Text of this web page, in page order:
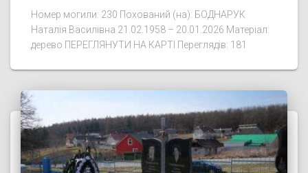
Номер могили: 230 Похований (на): БОДНАРУК
Наталія Василівна 21.02.1958 – 20.01.2026 Матеріал:
дерево ПЕРЕГЛЯНУТИ НА КАРТІ Переглядів: 181